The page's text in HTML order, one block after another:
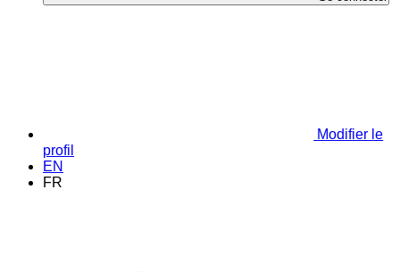
Modifier le
profil
EN
FR